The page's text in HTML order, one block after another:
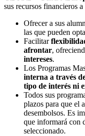
sus recursos financieros
Ofrecer a sus
las que pueden
Facilitar
afrontar,
intereses.
Los Programas
interna a través
tipo de interés ni
Todos sus
plazos para que el
desembolsos. Es
que informará con
seleccionado.